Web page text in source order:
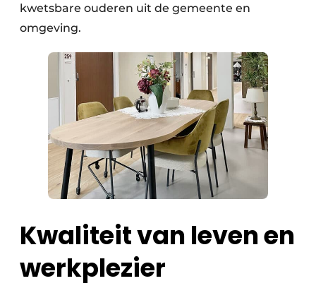
kwetsbare ouderen uit de gemeente en
omgeving.
Kwaliteit van leven en
werkplezier